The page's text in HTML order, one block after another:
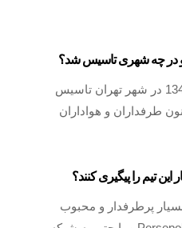
در چه شهری تاسیس شد؟
باشگاه پرسپولیس در سال 1342 در شهر تهران تاسیس
طرفداران و هواداران
این تیم را پیگیری کنند؟
بسیار پرطرفدار و محبوب